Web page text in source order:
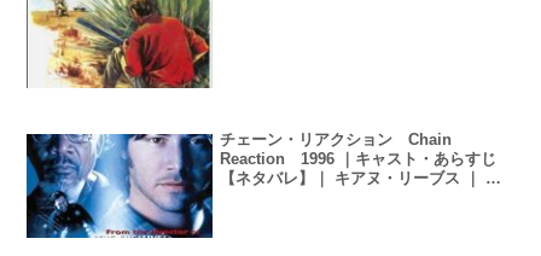
チェーン・リアクション Chain
Reaction 1996 ｜キャスト・あらすじ
【ネタバレ】｜ キアヌ・リーブス ｜ モ